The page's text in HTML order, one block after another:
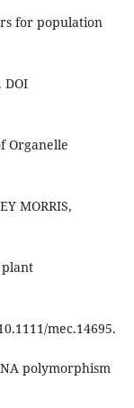
for population
DOI
Organelle
MORRIS,
plant
mec.14695.
polymorphism